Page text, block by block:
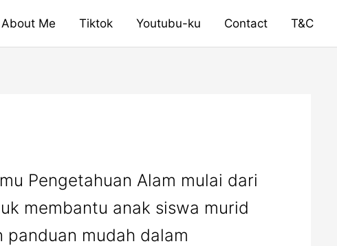
About Me Tiktok Youtubu-ku Contact T&C
Pengetahuan Alam mulai dari
membantu anak siswa murid
mudah dalam